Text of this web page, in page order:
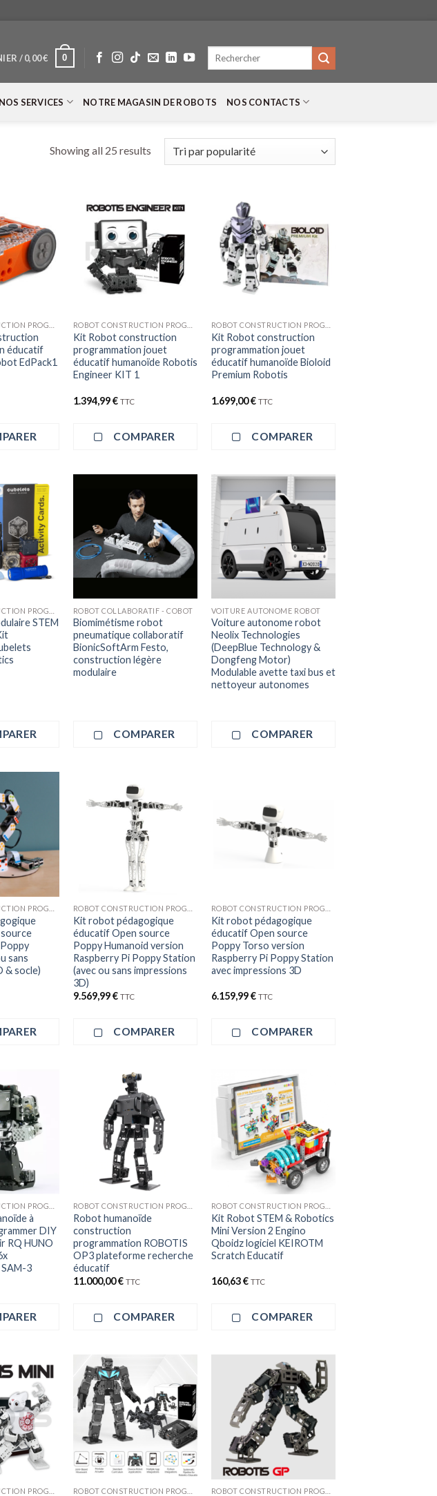
/0,00€ 0
Recherche
SERVICES NOTRE MAGASIN DE ROBOTS NOS CONTACTS
Showing all 25 results
éducatif
EdPack1
Kit Robot construction
programmation jouet
éducatif humanoïde Robotis
Engineer KIT 1
1.394,99€ TTC
COMPARER
Kit Robot construction
programmation jouet
éducatif humanoïde Bioloid
Premium Robotis
1.699,00€ TTC
COMPARER
STEM
ROBOT COLLABORATIF - COBOT
Biomimétisme robot
pneumatique collaboratif
BionicSoftArm Festo,
construction légère
modulaire
COMPARER
VOITURE AUTONOME ROBOT
Voiture autonome robot
Neolix Technologies
(DeepBlue Technology &
Dongfeng Motor)
Modulable avette taxi bus et
nettoyeur autonomes
COMPARER
sans
& socle)
Kit robot pédagogique
éducatif Open source
Poppy Humanoid version
Raspberry Pi Poppy Station
(avec ou sans impressions
3D)
9.569,99€ TTC
COMPARER
Kit robot pédagogique
éducatif Open source
Poppy Torso version
Raspberry Pi Poppy Station
avec impressions 3D
6.159,99€ TTC
COMPARER
à
DIY
RQ HUNO
3
Robot humanoïde
construction
programmation ROBOTIS
OP3 plateforme recherche
éducatif
11.000,00€ TTC
COMPARER
Kit Robot STEM & Robotics
Mini Version 2 Engino
Qboidz logiciel KEIROTM
Scratch Educatif
160,63€ TTC
COMPARER
+